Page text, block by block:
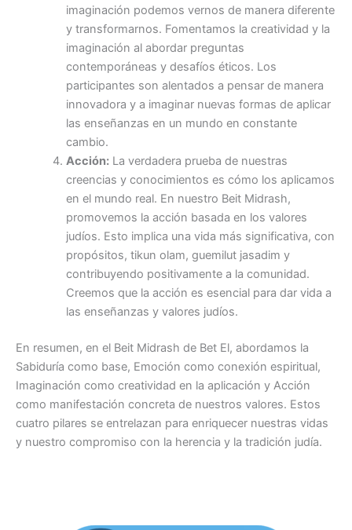
imaginación podemos vernos de manera diferente
y transformarnos. Fomentamos la creatividad y la
imaginación al abordar preguntas
contemporáneas y desafíos éticos. Los
participantes son alentados a pensar de manera
innovadora y a imaginar nuevas formas de aplicar
las enseñanzas en un mundo en constante
cambio.
Acción:La verdadera prueba de nuestras
creencias y conocimientos es cómo los aplicamos
en el mundo real. En nuestro Beit Midrash,
promovemos la acción basada en los valores
judíos. Esto implica una vida más significativa, con
propósitos, tikun olam, guemilut jasadim y
contribuyendo positivamente a la comunidad.
Creemos que la acción es esencial para dar vida a
las enseñanzas y valores judíos.
En resumen, en el Beit Midrash de Bet El, abordamos la
Sabiduría como base, Emoción como conexión espiritual,
Imaginación como creatividad en la aplicación y Acción
como manifestación concreta de nuestros valores. Estos
cuatro pilares se entrelazan para enriquecer nuestras vidas
y nuestro compromiso con la herencia y la tradición judía.